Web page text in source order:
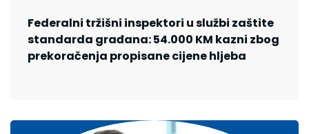
Federalni tržišni inspektori u službi zaštite
standarda građana: 54.000 KM kazni zbog
prekoračenja propisane cijene hljeba